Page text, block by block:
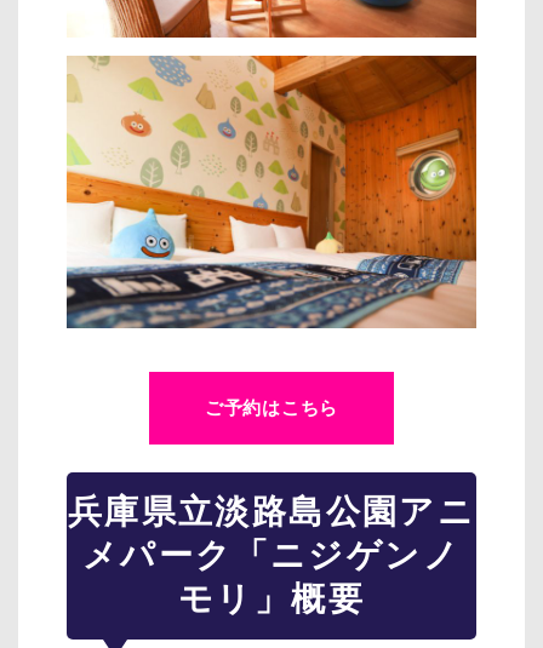
ご予約はこちら
兵庫県立淡路島公園アニ
メパーク「ニジゲンノ
モリ」概要